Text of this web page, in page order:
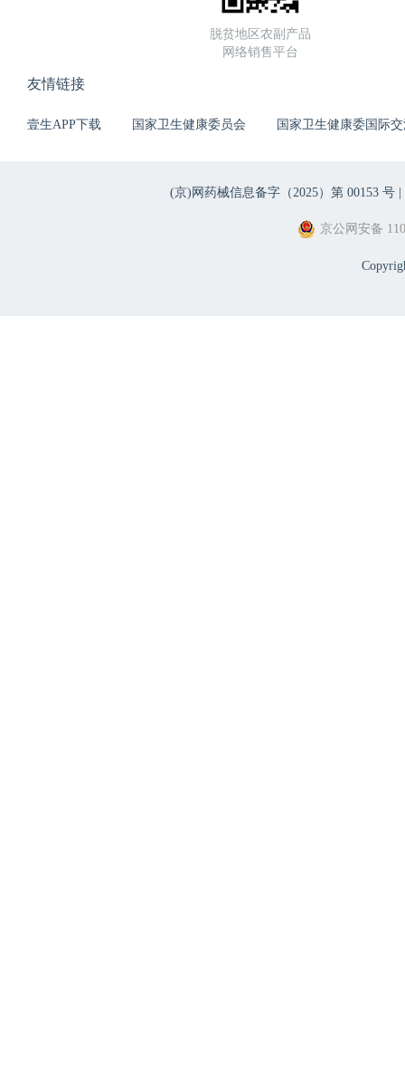
脱贫地区农副产品
网络销售平台
友情链接
壹生APP下载 国家卫生健康委员会 国家卫生健康委国际
(京)网药械信息备字（2025）第 00153 号 |
京公网安备